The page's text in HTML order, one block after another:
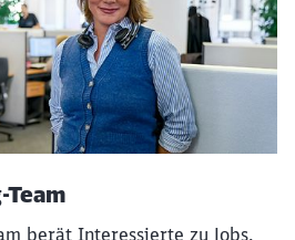
berät Interessierte zu Jobs,